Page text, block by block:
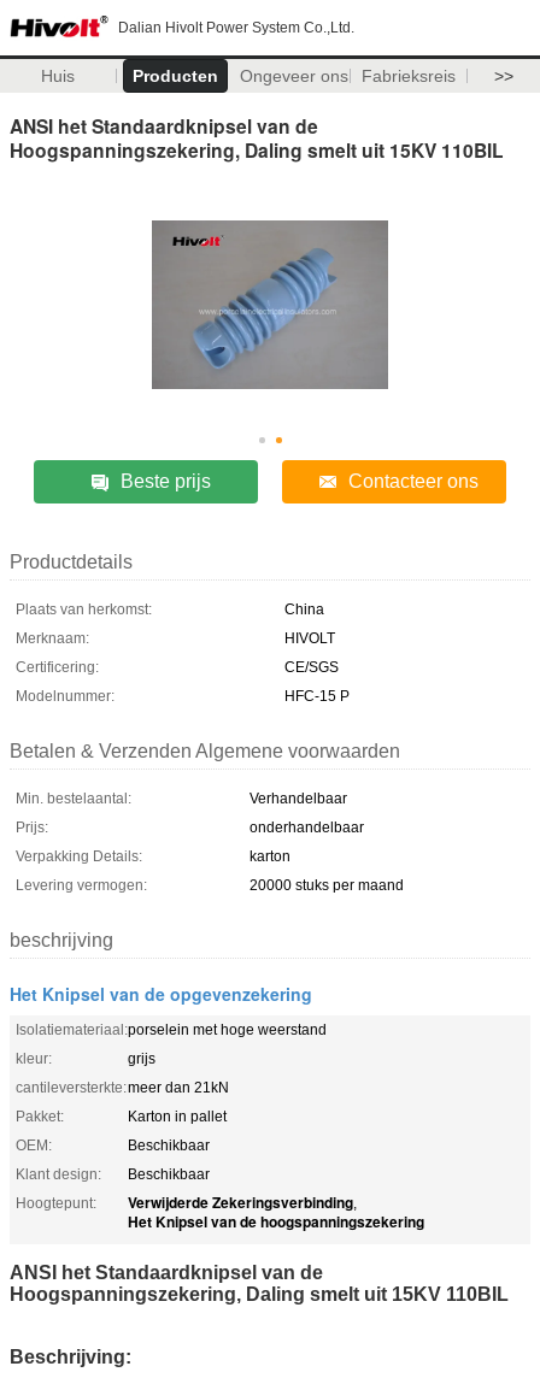
Dalian Hivolt Power System Co.,Ltd.
Huis Producten Ongeveer ons Fabrieksreis >>
ANSI het Standaardknipsel van de
Hoogspanningszekering, Daling smelt uit 15KV 110BIL
Beste prijs Contacteer ons
Productdetails
Plaats van herkomst:
China
Merknaam:
HIVOLT
Certificering:
CE/SGS
Modelnummer:
HFC-15 P
Betalen & Verzenden Algemene voorwaarden
Min. bestelaantal:
Verhandelbaar
Prijs:
onderhandelbaar
Verpakking Details:
karton
Levering vermogen:
20000 stuks per maand
beschrijving
Het Knipsel van de opgevenzekering
Isolatiemateriaal:porselein met hoge weerstand
kleur:
grijs
cantileversterkte:meer dan 21kN
Pakket:
Karton in pallet
OEM:
Beschikbaar
Klant design:
Beschikbaar
Hoogtepunt:
Verwijderde Zekeringsverbinding,
Het Knipsel van de hoogspanningszekering
ANSI het Standaardknipsel van de
Hoogspanningszekering, Daling smelt uit 15KV 110BIL
Beschrijving: